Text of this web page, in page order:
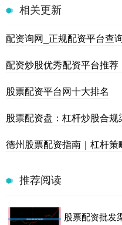
相关更新
配资询网_正规配资平台查
配资炒股优秀配资平台推
股票配资平台网十大排名
股票配资盘：杠杆炒股合
德州股票配资指南｜杠杆策
推荐阅读
股票配资批发